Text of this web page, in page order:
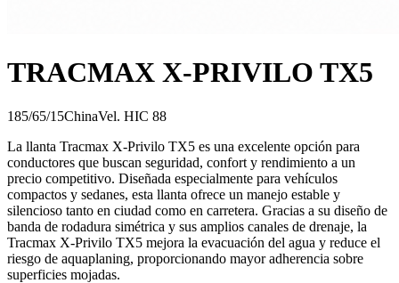
TRACMAX X-PRIVILO TX5
185/65/15ChinaVel. HIC 88
La llanta Tracmax X-Privilo TX5 es una excelente opción para
conductores que buscan seguridad, confort y rendimiento a un
precio competitivo. Diseñada especialmente para vehículos
compactos y sedanes, esta llanta ofrece un manejo estable y
silencioso tanto en ciudad como en carretera. Gracias a su diseño de
banda de rodadura simétrica y sus amplios canales de drenaje, la
Tracmax X-Privilo TX5 mejora la evacuación del agua y reduce el
riesgo de aquaplaning, proporcionando mayor adherencia sobre
superficies mojadas.